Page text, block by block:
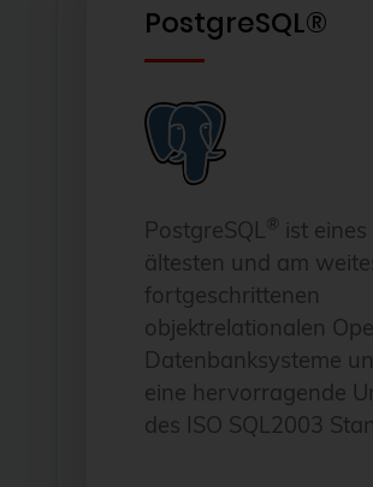
PostgreSQL®
PostgreSQL ® ist
ältesten und am
fortgeschrittenen
objektrelationalen
Datenbanksysteme
eine hervorragende
des ISO SQL2003